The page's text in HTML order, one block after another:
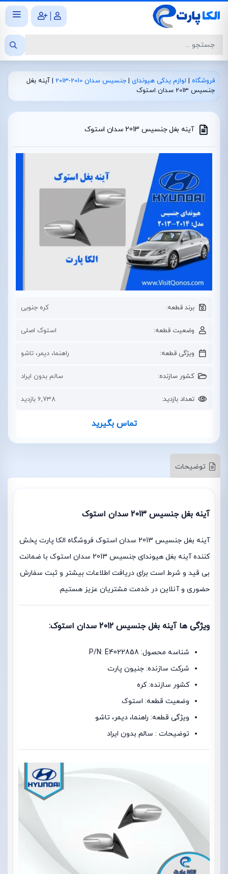
|
فروشگاه | لوازم یدکی هیوندای | جنسیس سدان 2010-2013 | آینه بغل
جنسیس 2013 سدان استوک
آینه بغل جنسیس 2013 سدان استوک
برند قطعه: کره جنوبی
وضعیت قطعه: استوک اصلی
ویژگی قطعه: راهنما، دیمر، تاشو
کشور سازنده: سالم بدون ایراد
تعداد بازدید: 6,738 بازدید
تماس بگیرید
توضیحات
آینه بغل جنسیس 2013 سدان استوک
آینه بغل جنسیس 2013 سدان استوک فروشگاه الکا پارت پخش
کننده آینه بغل هیوندای جنسیس 2013 سدان استوک با ضمانت
بی قید و شرط است برای دریافت اطلاعات بیشتر و ثبت سفارش
حضوری و آنلاین در خدمت مشتریان عزیز هستیم.
ویژگی ها آینه بغل جنسیس 2012 سدان استوک:
شناسه محصول: P/N: E4022858
شرکت سازنده: جنیون پارت
کشور سازنده: کره
وضعیت قطعه: استوک
ویژگی قطعه: راهنما، دیمر، تاشو
توضیحات : سالم بدون ایراد